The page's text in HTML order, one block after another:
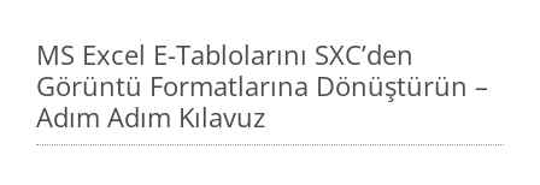
MS Excel E-Tablolarını SXC’den
Görüntü Formatlarına Dönüştürün –
Adım Adım Kılavuz